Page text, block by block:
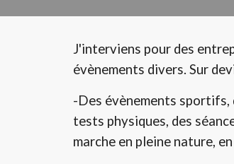
J'interviens pour des
évènements divers. Sur
-Des évènements
tests physiques, des
marche en pleine nature,